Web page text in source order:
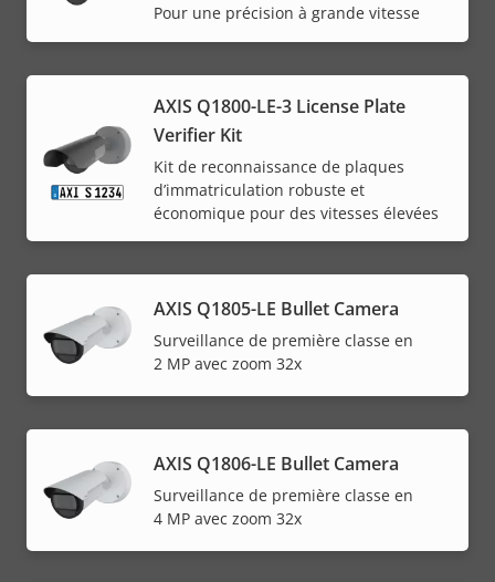
Pour une précision à grande vitesse
AXIS Q1800-LE-3 License Plate
Verifier Kit
Kit de reconnaissance de plaques
d’immatriculation robuste et
économique pour des vitesses élevées
AXIS Q1805-LE Bullet Camera
Surveillance de première classe en
2 MP avec zoom 32x
AXIS Q1806-LE Bullet Camera
Surveillance de première classe en
4 MP avec zoom 32x